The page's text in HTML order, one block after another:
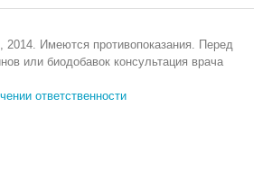
2014. Имеются противопоказания. Перед
или биодобавок консультация врача
ответственности